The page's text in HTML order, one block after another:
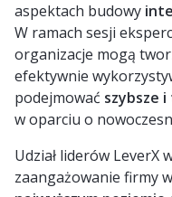
aspektach budowy
W ramach sesji
organizacje mogą
efektywnie
podejmować szybsze
w oparciu o
Udział liderów LeverX
zaangażowanie firmy w